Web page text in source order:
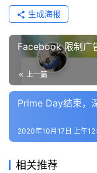
盘
手
C
干
货
选
生成海报
Facebook 限制广
上一篇
Prime Day结束，
2020年10月17日 上午
相关推荐